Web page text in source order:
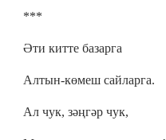
***
Әти китте базарга
Алтын-көмеш сайларга.
Ал чук, зәңгәр чук,